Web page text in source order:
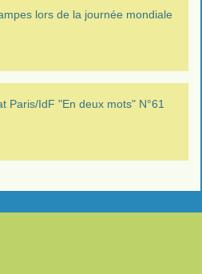
lors de la journée mondiale
Paris/IdF "En deux mots" N°61